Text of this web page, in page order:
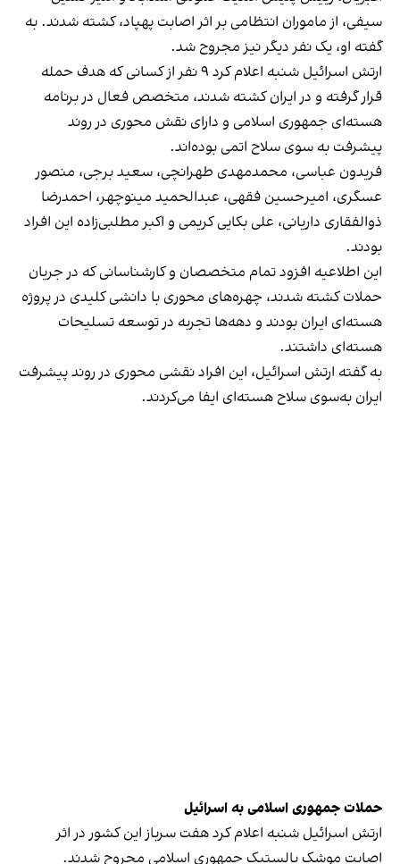
سیفی، از ماموران انتظامی بر اثر اصابت پهپاد، کشته شدند. به
گفته او، یک نفر دیگر نیز مجروح شد.
ارتش اسرائیل شنبه اعلام کرد ۹ نفر از کسانی که هدف حمله
قرار گرفته و در ایران کشته شدند،‌ متخصص فعال در برنامه
هسته‌ای جمهوری اسلامی و دارای نقش محوری در روند
پیشرفت به سوی سلاح اتمی بوده‌اند.
فریدون عباسی، محمدمهدی طهرانچی، سعيد برجی، منصور
عسگری، امیرحسین فقهی، عبدالحميد مینوچهر، احمدرضا
ذوالفقاری داریانی، علی بکایی کریمی و اکبر مطلبی‌زاده این افراد
بودند.
این اطلاعیه افزود تمام متخصصان و کارشناسانی که در جریان
حملات کشته شدند، چهره‌های محوری با دانشی کلیدی در پروژه
هسته‌ای ایران بودند و دهه‌ها تجربه در توسعه تسلیحات
هسته‌ای داشتند.
به گفته ارتش اسرائیل، این افراد نقشی محوری در روند پیشرفت
ایران به‌سوی سلاح هسته‌ای ایفا می‌کردند.
حملات جمهوری اسلامی به اسرائیل
ارتش اسرائیل شنبه اعلام کرد هفت سرباز این کشور در اثر
اصابت موشک بالستیک جمهوری اسلامی مجروح شدند.